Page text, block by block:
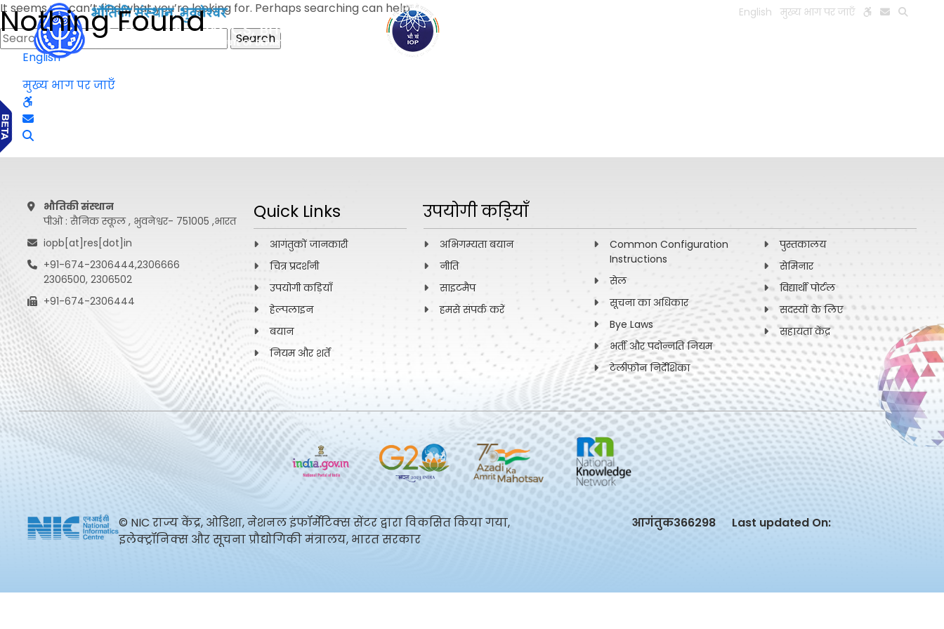
English मुख्य भाग पर जाएँ
Nothing Found
It seems we can’t find what you’re looking for. Perhaps searching can help.
Search
for: English
मुख्य भाग पर जाएँ
भौतिकी संस्थान
पीओ : सैनिक स्कूल , भुवनेश्वर- 751005 ,भारत
iopb[at]res[dot]in
+91-674-2306444,2306666
2306500, 2306502
+91-674-2306444
Quick Links
आगंतुकों जानकारी
चित्र प्रदर्शनी
उपयोगी कड़ियाँ
हेल्पलाइन
बयान
नियम और शर्तें
उपयोगी कड़ियाँ
अभिगम्यता बयान
नीति
साइटमैप
हमसे संपर्क करें
Common Configuration
Instructions
सेल
सूचना का अधिकार
Bye Laws
भर्ती और पदोन्नति नियम
टेलीफोन निर्देशिका
पुस्तकालय
सेमिनार
विद्यार्थी पोर्टल
सदस्यों के लिए
सहायता केंद्र
© NIC राज्य केंद्र, ओडिशा, नेशनल इंफॉर्मेटिक्स सेंटर द्वारा विकसित किया गया,
इलेक्ट्रॉनिक्स और सूचना प्रौद्योगिकी मंत्रालय, भारत सरकार
आगंतुक366298 Last updated On: